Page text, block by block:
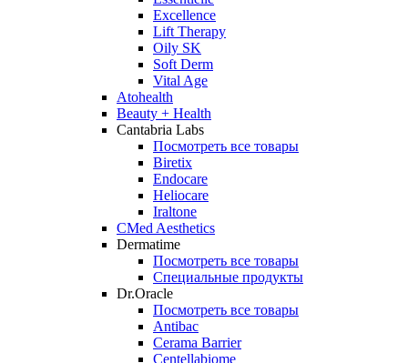
Excellence
Lift Therapy
Oily SK
Soft Derm
Vital Age
Atohealth
Beauty + Health
Cantabria Labs
Посмотреть все товары
Biretix
Endocare
Heliocare
Iraltone
CMed Aesthetics
Dermatime
Посмотреть все товары
Специальные продукты
Dr.Oracle
Посмотреть все товары
Antibac
Cerama Barrier
Centellabiome